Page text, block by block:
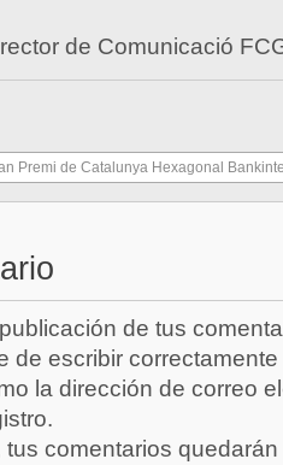
de Comunicació
Premi de Catalunya Hexagonal
de tus
de escribir
la dirección de correo
comentarios